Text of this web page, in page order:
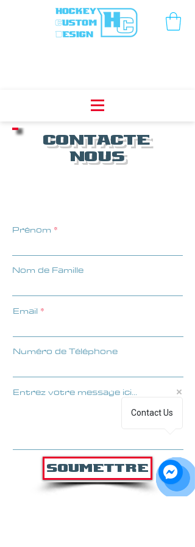
contacte
nous
Prénom
Nom de Famille
Email
Numéro de Téléphone
Entrez votre message ici...
soumettre
Contact Us